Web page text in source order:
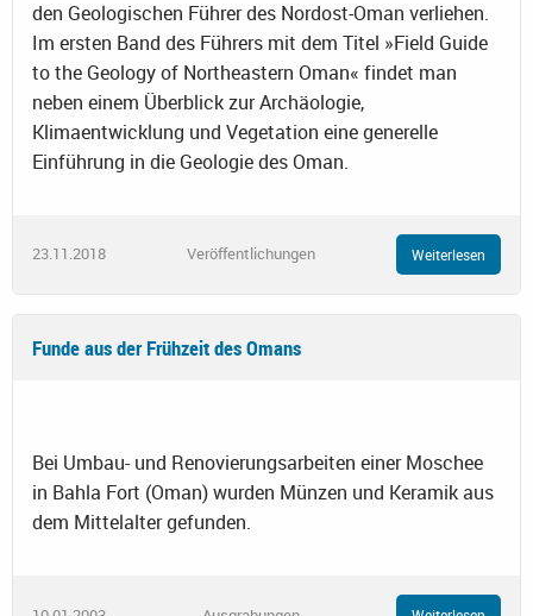
den Geologischen Führer des Nordost-Oman verliehen.
Im ersten Band des Führers mit dem Titel »Field Guide
to the Geology of Northeastern Oman« findet man
neben einem Überblick zur Archäologie,
Klimaentwicklung und Vegetation eine generelle
Einführung in die Geologie des Oman.
23.11.2018 Veröffentlichungen Weiterlesen
Funde aus der Frühzeit des Omans
Bei Umbau- und Renovierungsarbeiten einer Moschee
in Bahla Fort (Oman) wurden Münzen und Keramik aus
dem Mittelalter gefunden.